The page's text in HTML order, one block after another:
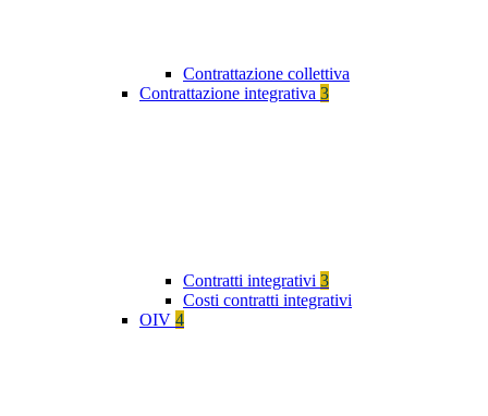
Contrattazione collettiva
Contrattazione integrativa 3
Contratti integrativi 3
Costi contratti integrativi
OIV 4